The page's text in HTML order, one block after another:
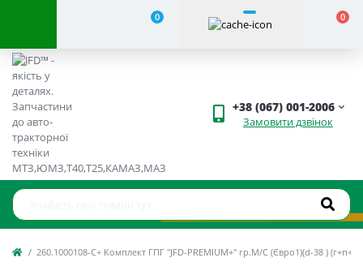
0 0
+38 (067) 001-2006
Замовити дзвінок
260.1000108-C+ Комплект ГПГ "JFD-PREMIUM+" гр.М/С (Євро1)(d-38 )